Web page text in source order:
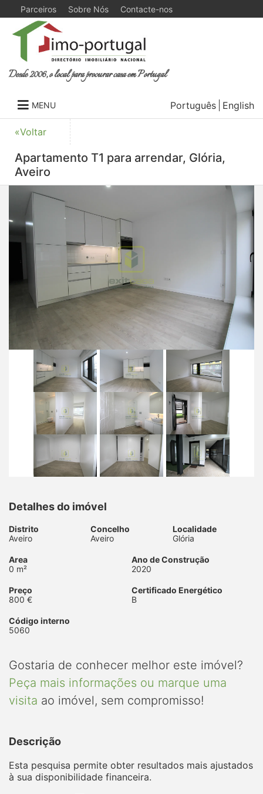
Parceiros Sobre Nós Contacte-nos
Desde 2006, o local para procurar casa em Portugal
MENU Português English
«Voltar
Apartamento T1 para arrendar, Glória,
Aveiro
Detalhes do imóvel
Distrito
Aveiro
Concelho
Aveiro
Localidade
Glória
Area
0 m²
Ano de Construção
2020
Preço
800 €
Certificado Energético
B
Código interno
5060
Gostaria de conhecer melhor este imóvel?
Peça mais informações ou marque uma
visita ao imóvel, sem compromisso!
Descrição
Esta pesquisa permite obter resultados mais ajustados
à sua disponibilidade financeira.